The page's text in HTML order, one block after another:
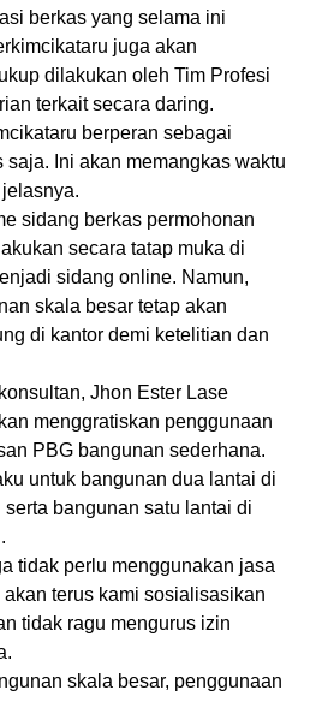
berkas yang selama ini
juga akan
dilakukan oleh Tim Profesi
terkait secara daring.
berperan sebagai
Ini akan memangkas waktu
sidang berkas permohonan
secara tatap muka di
sidang online. Namun,
skala besar tetap akan
di kantor demi ketelitian dan
Jhon Ester Lase
menggratiskan penggunaan
PBG bangunan sederhana.
untuk bangunan dua lantai di
bangunan satu lantai di
tidak perlu menggunakan jasa
terus kami sosialisasikan
tidak ragu mengurus izin
skala besar, penggunaan